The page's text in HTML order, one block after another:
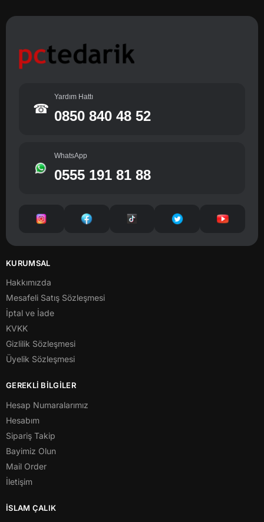
☎
Yardım Hattı
0850 840 48 52
WhatsApp
0555 191 81 88
KURUMSAL
Hakkımızda
Mesafeli Satış Sözleşmesi
İptal ve İade
KVKK
Gizlilik Sözleşmesi
Üyelik Sözleşmesi
GEREKLİ BİLGİLER
Hesap Numaralarımız
Hesabım
Sipariş Takip
Bayimiz Olun
Mail Order
İletişim
İSLAM ÇALIK